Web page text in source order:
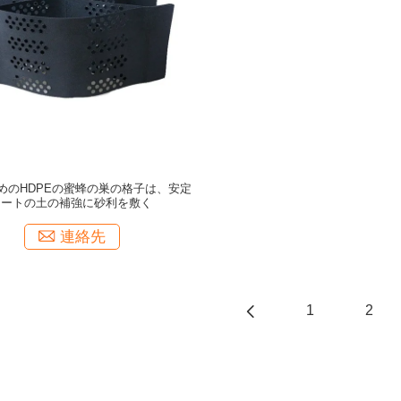
のHDPEの蜜蜂の巣の格子は、安定
トの土の補強に砂利を敷く
連絡先
1 2